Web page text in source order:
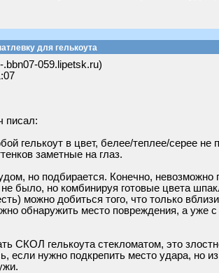
для гелькоута
.bbn07-059.lipetsk.ru)
писал:
гелькоут в цвет, белее/теплее/серее не
заметные на глаз.
но подбирается. Конечно, невозможно
было, но комбинируя готовые цвета
можно добиться того, что только
обнаружить место повреждения, а уже с
СКОЛ гелькоута стекломатом, это
если нужно подкрепить место удара, но